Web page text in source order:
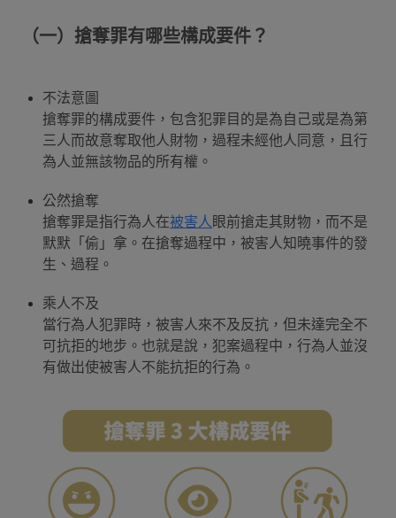
（一）搶奪罪有哪些構成要件？
不法意圖
搶奪罪的構成要件，包含犯罪目的是為自己或是為第
三人而故意奪取他人財物，過程未經他人同意，且行
為人並無該物品的所有權。
公然搶奪
搶奪罪是指行為人在被害人 眼前搶走其財物，而不是
默默「偷」拿。在搶奪過程中，被害人知曉事件的發
生、過程。
乘人不及
當行為人犯罪時，被害人來不及反抗，但未達完全不
可抗拒的地步。也就是說，犯案過程中，行為人並沒
有做出使被害人不能抗拒的行為。